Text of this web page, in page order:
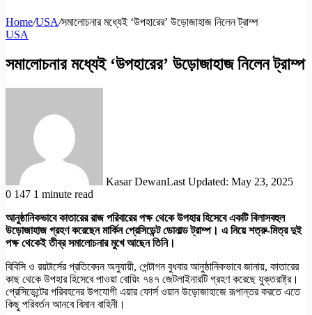
Home/USA/সমালোচনার মধ্যেই ‘উপহারের’ উড়োজাহাজ নিলেন ট্রাম্প
USA
সমালোচনার মধ্যেই ‘উপহারের’ উড়োজাহাজ নিলেন ট্রাম্প
Kasar DewanLast Updated: May 23, 2025
0 147 1 minute read
আনুষ্ঠানিকভাবে কাতারের রাজ পরিবারের পক্ষ থেকে উপহার হিসেবে একটি বিলাসবহুল
উড়োজাহাজ গ্রহণ করেছেন মার্কিন প্রেসিডেন্ট ডোনাল্ড ট্রাম্প। এ নিয়ে শত্রু-মিত্র দুই
পক্ষ থেকেই তীব্র সমালোচনার মুখে আছেন তিনি।
বিবিসি ও রয়টার্সের প্রতিবেদন অনুযায়ী, পেন্টাগন বুধবার আনুষ্ঠানিকভাবে জানায়, কাতারের
কাছ থেকে উপহার হিসেবে পাওয়া বোয়িং ৭৪৭ জেটলাইনারটি গ্রহণ করেছে যুক্তরাষ্ট্র।
প্রেসিডেন্টের পরিবহনের উপযোগী এয়ার ফোর্স ওয়ান উড়োজাহাজে রূপান্তর করতে এতে
কিছু পরিবর্তন আনবে বিমান বাহিনী।